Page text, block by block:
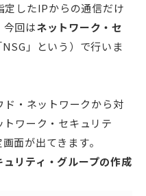
したIPからの通信だけ
回はネットワーク・セ
NSG」という）で行いま
ド・ネットワークから対
ワーク・セキュリテ
面が出てきます。
リティ・グループの作成